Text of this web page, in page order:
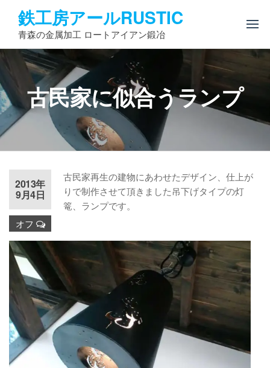
ン
ツ
ス
キ
プ
鉄工房アールRUSTIC
青森の金属加工 ロートアイアン鍛冶
古民家に似合うランプ
2013年
9月4日
オフ
古民家再生の建物にあわせたデザイン、仕上が
りで制作させて頂きました吊下げタイプの灯
篭、ランプです。